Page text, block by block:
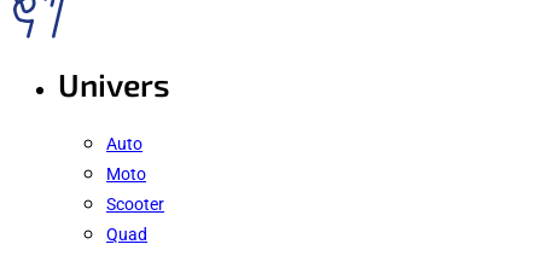
Univers
Auto
Moto
Scooter
Quad